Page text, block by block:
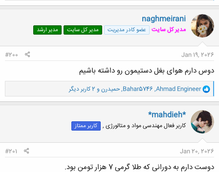
ک
ن
ش
ه
ا
naghmeirani
مدیر کل سایت عضو کادر مدیریت مدیر کل سایت مدیر ارشد
Jan 19, 2026
#200
دوس دارم هوای بغل دستیمون رو داشته باشیم
و
ا
ک
ن
ش
ه
ا
Ahmad Engineer
,
Bahar5746
,حميدرن و 2 کاربر دیگر
*mahdieh*
کاربر فعال مهندسی مواد و متالورژی , کاربر ممتاز
Jan 20, 2026
#201
دوست دارم به دورانی که طلا گرمی 7 هزار تومن بود.